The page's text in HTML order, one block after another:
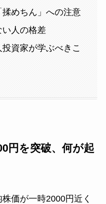
めちん」への注意
人の格差
資家が学ぶべきこ
円を突破、何が起
価が一時2000円近く